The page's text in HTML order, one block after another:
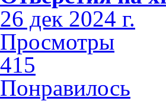
26 дек 2024 г.
Просмотры
415
Понравилось